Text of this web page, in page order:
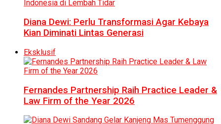
Diana Dewi: Perlu Transformasi Agar Kebaya
Kian Diminati Lintas Generasi
Eksklusif
Fernandes Partnership Raih Practice Leader &
Law Firm of the Year 2026